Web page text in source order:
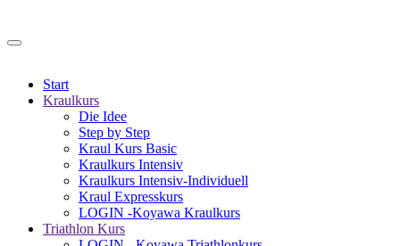
Start
Kraulkurs
Die Idee
Step by Step
Kraul Kurs Basic
Kraulkurs Intensiv
Kraulkurs Intensiv-Individuell
Kraul Expresskurs
LOGIN -Koyawa Kraulkurs
Triathlon Kurs